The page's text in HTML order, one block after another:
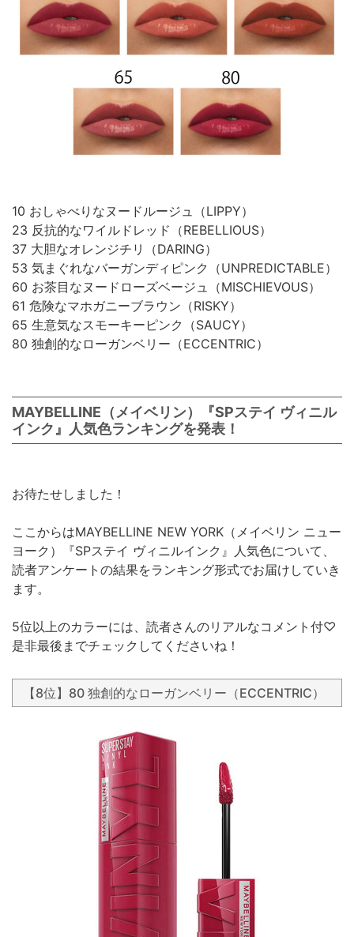
10 おしゃべりなヌードルージュ（LIPPY）
23 反抗的なワイルドレッド（REBELLIOUS）
37 大胆なオレンジチリ（DARING）
53 気まぐれなバーガンディピンク（UNPREDICTABLE）
60 お茶目なヌードローズベージュ（MISCHIEVOUS）
61 危険なマホガニーブラウン（RISKY）
65 生意気なスモーキーピンク（SAUCY）
80 独創的なローガンベリー（ECCENTRIC）
MAYBELLINE（メイベリン）『SPステイ ヴィニル
インク』人気色ランキングを発表！
お待たせしました！
ここからはMAYBELLINE NEW YORK（メイベリン ニュー
ヨーク）『SPステイ ヴィニルインク』人気色について、
読者アンケートの結果をランキング形式でお届けしていき
ます。
5位以上のカラーには、読者さんのリアルなコメント付♡
是非最後までチェックしてくださいね！
【8位】80 独創的なローガンベリー（ECCENTRIC）